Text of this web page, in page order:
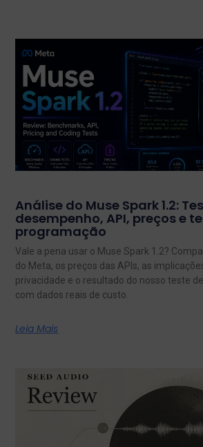
Análise do Muse Spark 1.2:
desempenho, API, preços e
programação
Vale a pena usar o Muse Spark 1.2?
do Meta, os preços das APIs, as
privacidade e o resultado do nosso teste
com dados reais de custo.
Leia Mais